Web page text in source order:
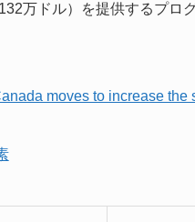
万ドル）を提供するプロ
moves to increase